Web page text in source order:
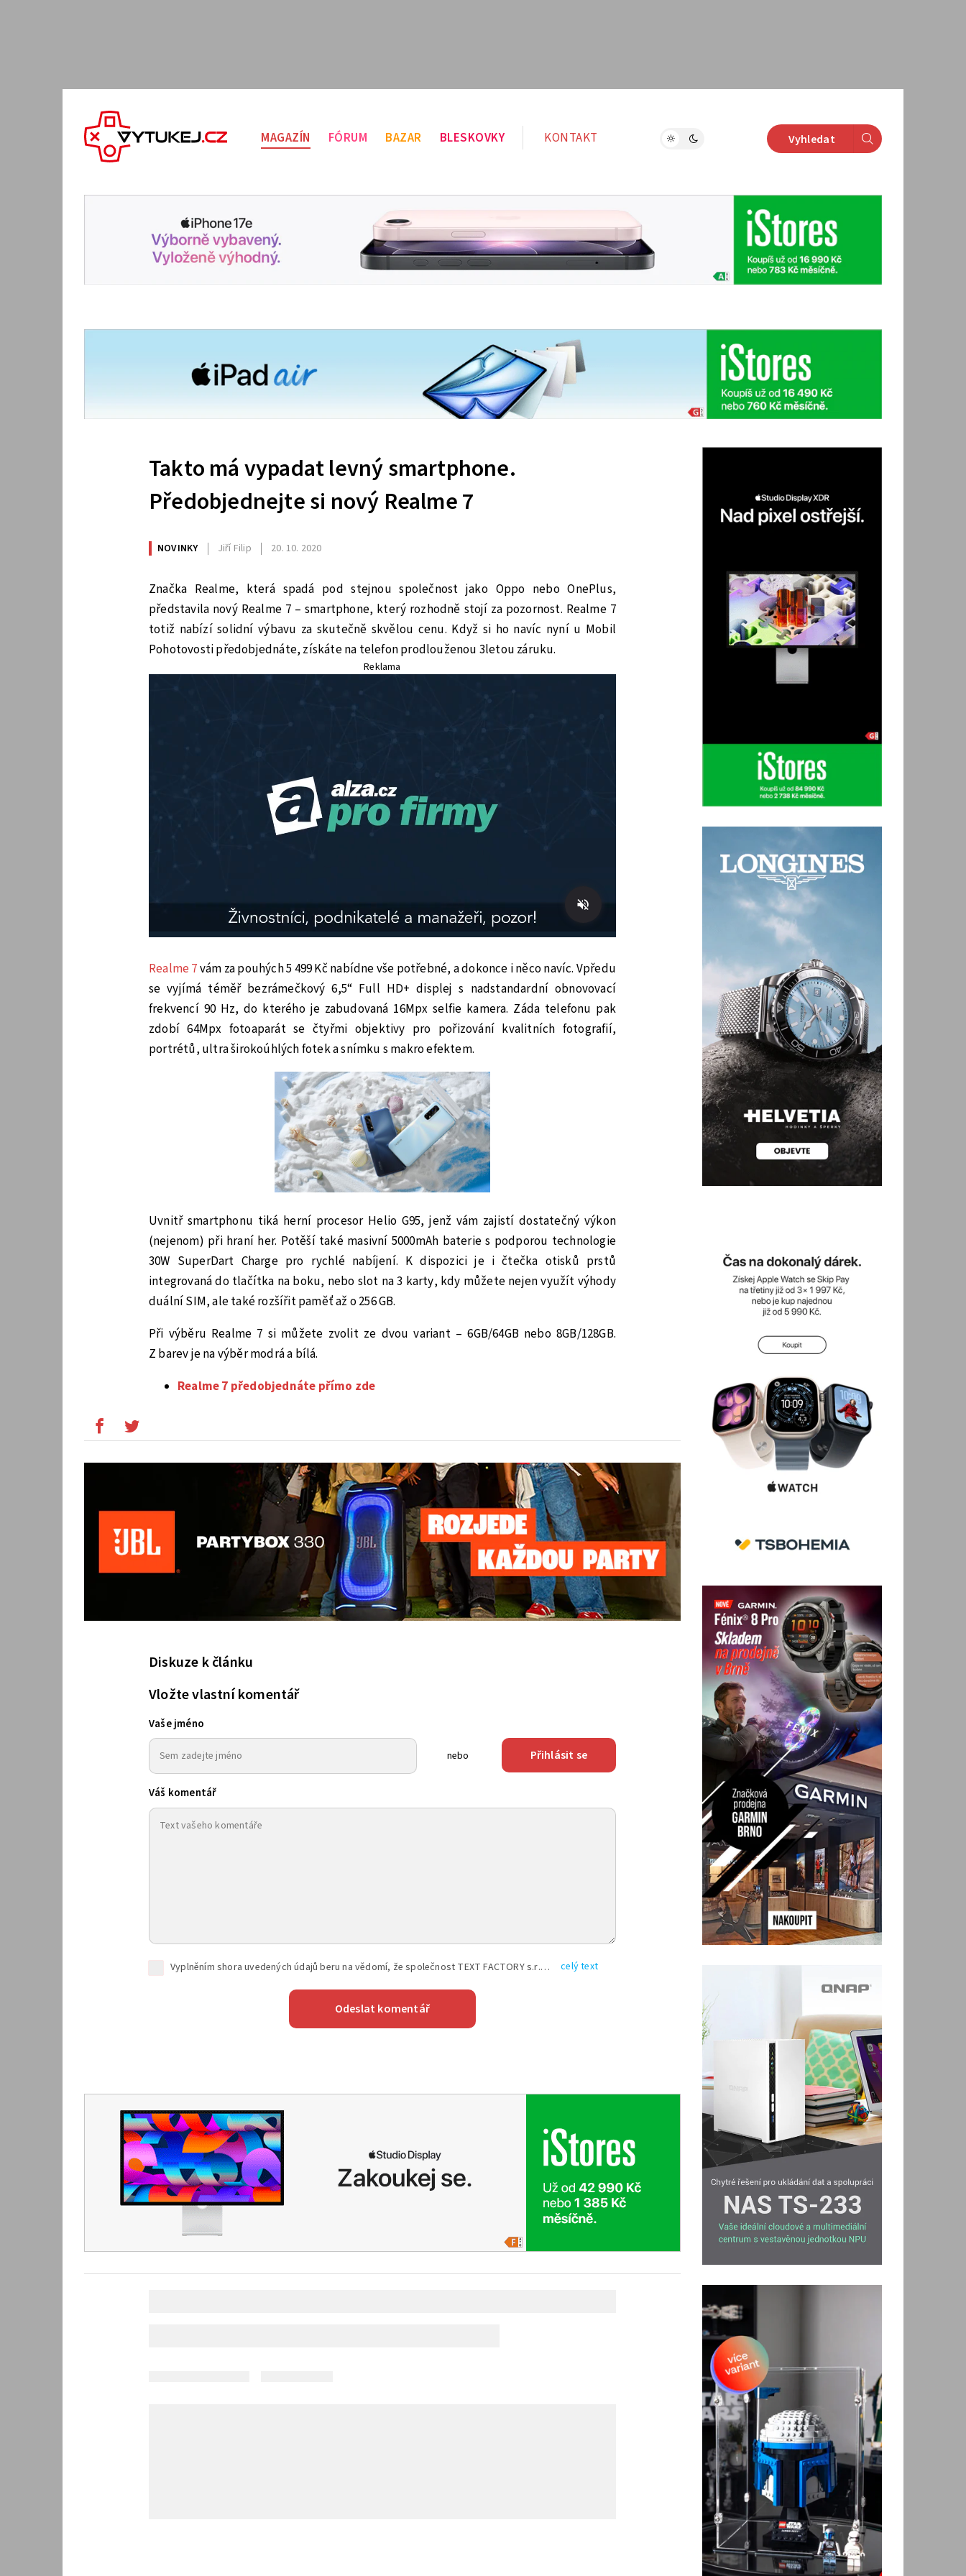
MAGAZÍN FÓRUM BAZAR BLESKOVKY KONTAKT Vyhledat
Takto má vypadat levný smartphone.
Předobjednejte si nový Realme 7
NOVINKY Jiří Filip 20. 10. 2020
Značka Realme, která spadá pod stejnou společnost jako Oppo nebo OnePlus,
představila nový Realme 7 – smartphone, který rozhodně stojí za pozornost. Realme 7
totiž nabízí solidní výbavu za skutečně skvělou cenu. Když si ho navíc nyní u Mobil
Pohotovosti předobjednáte, získáte na telefon prodlouženou 3letou záruku.
Reklama
Realme 7vám za pouhých 5 499 Kč nabídne vše potřebné, a dokonce i něco navíc. Vpředu
se vyjímá téměř bezrámečkový 6,5“ Full HD+ displej s nadstandardní obnovovací
frekvencí 90 Hz, do kterého je zabudovaná 16Mpx selfie kamera. Záda telefonu pak
zdobí 64Mpx fotoaparát se čtyřmi objektivy pro pořizování kvalitních fotografií,
portrétů, ultra širokoúhlých fotek a snímku s makro efektem.
Uvnitř smartphonu tiká herní procesor Helio G95, jenž vám zajistí dostatečný výkon
(nejenom) při hraní her. Potěší také masivní 5000mAh baterie s podporou technologie
30W SuperDart Charge pro rychlé nabíjení. K dispozici je i čtečka otisků prstů
integrovaná do tlačítka na boku, nebo slot na 3 karty, kdy můžete nejen využít výhody
duální SIM, ale také rozšířit paměť až o 256 GB.
Při výběru Realme 7 si můžete zvolit ze dvou variant – 6GB/64GB nebo 8GB/128GB.
Z barev je na výběr modrá a bílá.
Realme 7 předobjednáte přímo zde
Diskuze k článku
Vložte vlastní komentář
Vaše jméno
nebo Přihlásit se
Váš komentář
Vyplněním shora uvedených údajů beru na vědomí, že společnost TEXT FACTORY s.r.o., sídlem Brno, Durďákova 336/29, Černá Pole, PSČ: 613 00, IČ: 06157831, zapsané u Krajského soudu v Brně, oddíl C, vložka 100399, bude zpracovávat mé osobní údaje uvedené v rámci mnou vyplněného registračního formuláře na základě oprávněných zájmů TEXT FACTORY s.r.o. dle čl. 6 odst. 1 písm. f) GDPR a pro splnění právních povinností (čl. 6 odst. 1 písm. c) GDPR), a to pro tyto účely: nezbytnost zajistit oprávnění návštěvníka webových stránek provozovaných společností TEXT FACTORY s.r.o. přispívat aktivně ke zveřejněným článkům nebo v rámci diskusních fór a výkon práv TEXT FACTORY s.r.o. jako administrátora těchto diskusních fór. Více informací o zpracování osobních údajů a právech lze nalézt v celý text